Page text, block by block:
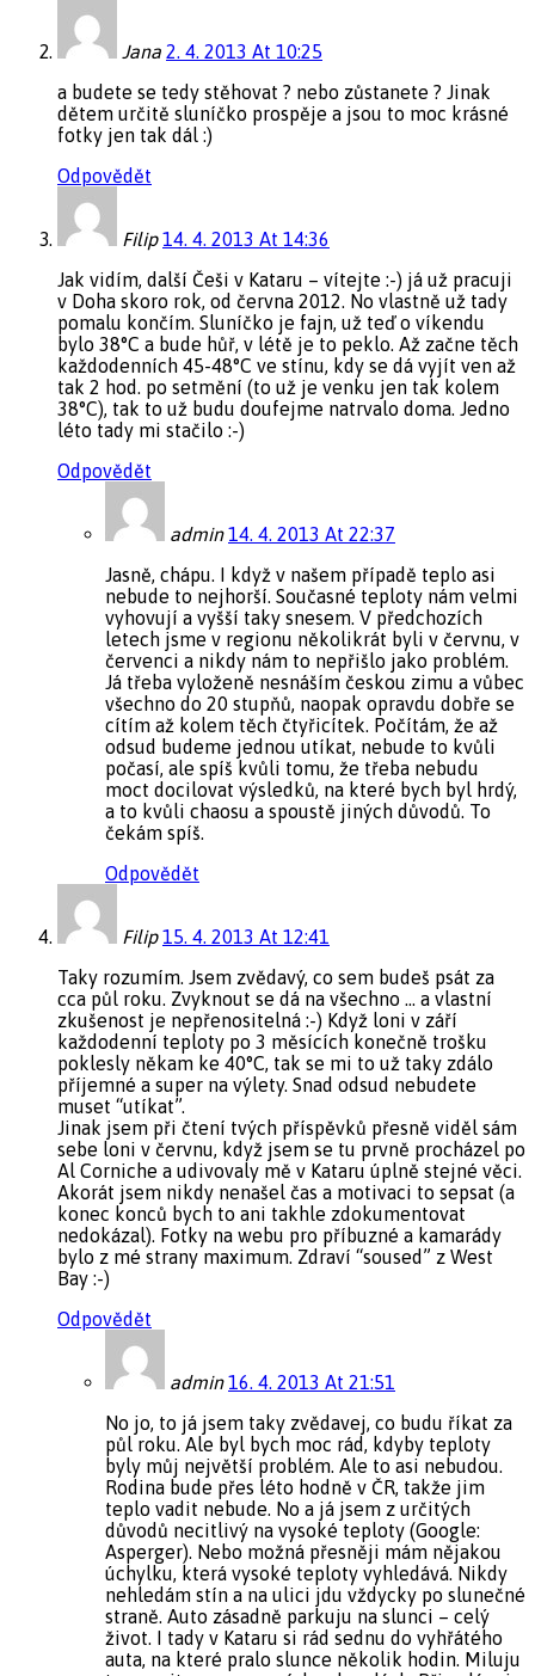
Jana 2. 4. 2013 At 10:25
a budete se tedy stěhovat ? nebo zůstanete ? Jinak
dětem určitě sluníčko prospěje a jsou to moc krásné
fotky jen tak dál :)
Odpovědět
Filip 14. 4. 2013 At 14:36
Jak vidím, další Češi v Kataru – vítejte :-) já už pracuji
v Doha skoro rok, od června 2012. No vlastně už tady
pomalu končím. Sluníčko je fajn, už teď o víkendu
bylo 38°C a bude hůř, v létě je to peklo. Až začne těch
každodenních 45-48°C ve stínu, kdy se dá vyjít ven až
tak 2 hod. po setmění (to už je venku jen tak kolem
38°C), tak to už budu doufejme natrvalo doma. Jedno
léto tady mi stačilo :-)
Odpovědět
admin 14. 4. 2013 At 22:37
Jasně, chápu. I když v našem případě teplo asi
nebude to nejhorší. Současné teploty nám velmi
vyhovují a vyšší taky snesem. V předchozích
letech jsme v regionu několikrát byli v červnu, v
červenci a nikdy nám to nepřišlo jako problém.
Já třeba vyloženě nesnáším českou zimu a vůbec
všechno do 20 stupňů, naopak opravdu dobře se
cítím až kolem těch čtyřicítek. Počítám, že až
odsud budeme jednou utíkat, nebude to kvůli
počasí, ale spíš kvůli tomu, že třeba nebudu
moct docilovat výsledků, na které bych byl hrdý,
a to kvůli chaosu a spoustě jiných důvodů. To
čekám spíš.
Odpovědět
Filip 15. 4. 2013 At 12:41
Taky rozumím. Jsem zvědavý, co sem budeš psát za
cca půl roku. Zvyknout se dá na všechno … a vlastní
zkušenost je nepřenositelná :-) Když loni v září
každodenní teploty po 3 měsících konečně trošku
poklesly někam ke 40°C, tak se mi to už taky zdálo
příjemné a super na výlety. Snad odsud nebudete
muset “utíkat”.
Jinak jsem při čtení tvých příspěvků přesně viděl sám
sebe loni v červnu, když jsem se tu prvně procházel po
Al Corniche a udivovaly mě v Kataru úplně stejné věci.
Akorát jsem nikdy nenašel čas a motivaci to sepsat (a
konec konců bych to ani takhle zdokumentovat
nedokázal). Fotky na webu pro příbuzné a kamarády
bylo z mé strany maximum. Zdraví “soused” z West
Bay :-)
Odpovědět
admin 16. 4. 2013 At 21:51
No jo, to já jsem taky zvědavej, co budu říkat za
půl roku. Ale byl bych moc rád, kdyby teploty
byly můj největší problém. Ale to asi nebudou.
Rodina bude přes léto hodně v ČR, takže jim
teplo vadit nebude. No a já jsem z určitých
důvodů necitlivý na vysoké teploty (Google:
Asperger). Nebo možná přesněji mám nějakou
úchylku, která vysoké teploty vyhledává. Nikdy
nehledám stín a na ulici jdu vždycky po slunečné
straně. Auto zásadně parkuju na slunci – celý
život. I tady v Kataru si rád sednu do vyhřátého
auta, na které pralo slunce několik hodin. Miluju